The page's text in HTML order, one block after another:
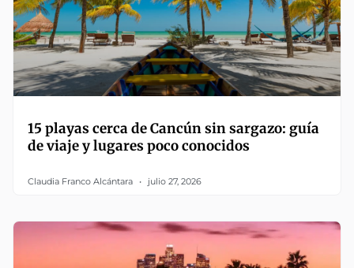
15 playas cerca de Cancún sin sargazo: guía
de viaje y lugares poco conocidos
Claudia Franco Alcántara julio 27, 2026